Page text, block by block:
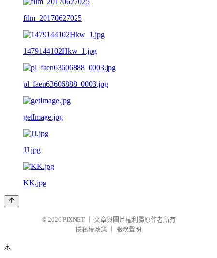
film_20170627025
1479144102Hkw_1.jpg
pl_faen63606888_0003.jpg
getImage.jpg
JJ.jpg
KK.jpg
© 2026 PIXNET
文章與圖片權利屬原作者所有
隱私權政策
服務聲明
⚠️